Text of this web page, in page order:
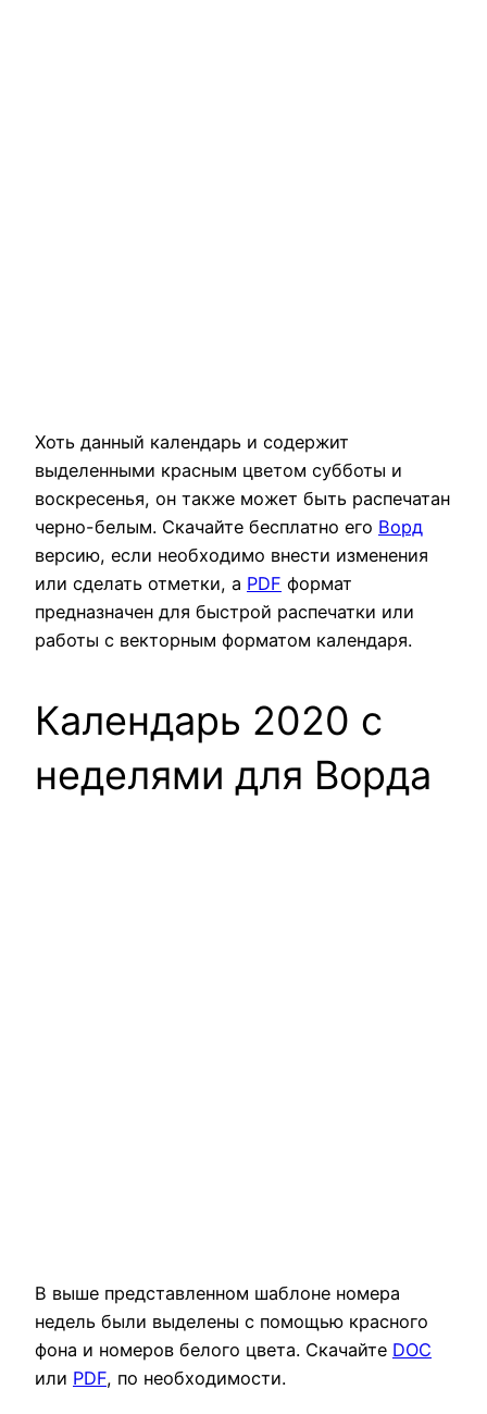
Хоть данный календарь и содержит
выделенными красным цветом субботы и
воскресенья, он также может быть распечатан
черно-белым. Скачайте бесплатно его Ворд
версию, если необходимо внести изменения
или сделать отметки, а PDF формат
предназначен для быстрой распечатки или
работы с векторным форматом календаря.
Календарь 2020 с
неделями для Ворда
В выше представленном шаблоне номера
недель были выделены с помощью красного
фона и номеров белого цвета. Скачайте DOC
или PDF, по необходимости.